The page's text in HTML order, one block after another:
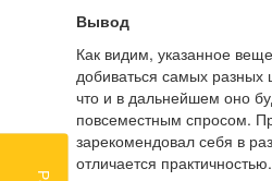
Вывод
Как видим, указанное
добиваться самых разных
что и в дальнейшем оно
повсеместным спросом.
зарекомендовал себя в
отличается практичностью.